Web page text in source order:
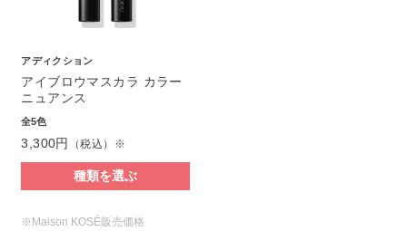
アディクション
アイブロウマスカラ カラー
ニュアンス
全5色
3,300円 （税込）※
種類を選ぶ
※Maison KOSÉ販売価格